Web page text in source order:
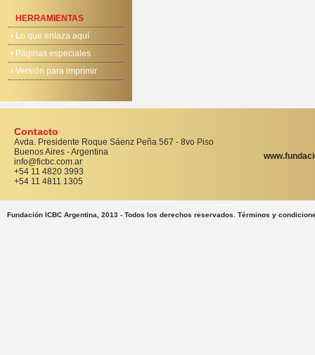
HERRAMIENTAS
Lo que enlaza aquí
Páginas especiales
Versión para imprimir
Contacto
Avda. Presidente Roque Sáenz Peña 567 - 8vo Piso
Buenos Aires - Argentina
info@ficbc.com.ar
+54 11 4820 3993
+54 11 4811 1305
Fundación ICBC Argentina, 2013 - Todos los derechos reservados. Términos y